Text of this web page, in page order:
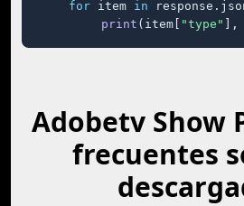
for item in
print (item[ "type" ],
Adobetv Show
frecuentes